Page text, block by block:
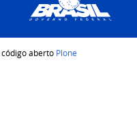
código aberto Plone